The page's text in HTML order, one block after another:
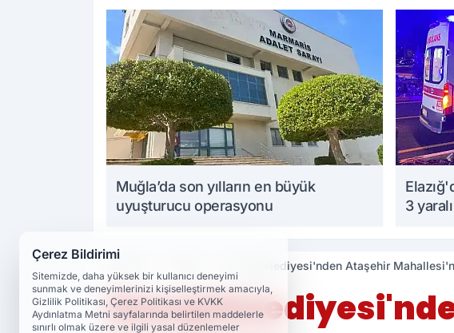
Muğla’da son yılların en büyük
uyuşturucu operasyonu
3 yaralı
Elazığ Belediyesi'nden Ataşehir
Elazığ
Çerez Bildirimi
Sitemizde, daha yüksek bir kullanıcı deneyimi
sunmak ve deneyimlerinizi kişiselleştirmek amacıyla,
Gizlilik Politikası, Çerez Politikası ve KVKK
Aydınlatma Metni sayfalarında belirtilen maddelerle
sınırlı olmak üzere ve ilgili yasal düzenlemeler